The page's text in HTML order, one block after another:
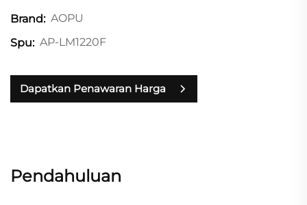
Brand: AOPU
Spu: AP-LM1220F
Dapatkan Penawaran Harga
Pendahuluan